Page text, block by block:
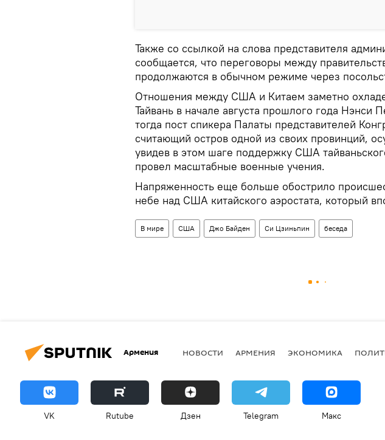
Также со ссылкой на слова представителя
сообщается, что переговоры между
продолжаются в обычном режиме через
Отношения между США и Китаем заметно
Тайвань в начале августа прошлого года Нэнси
тогда пост спикера Палаты представителей
считающий остров одной из своих провинций,
увидев в этом шаге поддержку США
провел масштабные военные учения.
Напряженность еще больше обострило
небе над США китайского аэростата, который
В мире США Джо Байден Си Цзиньпин беседа
Армения НОВОСТИ АРМЕНИЯ ЭКОНОМИКА
VK Rutube Дзен Telegram Макс